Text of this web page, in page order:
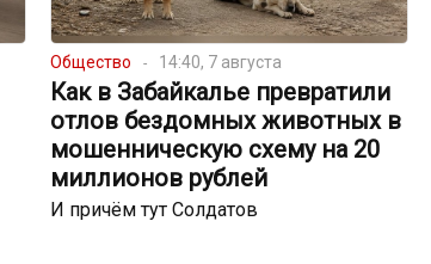
Общество 14:40, 7 августа
Как в Забайкалье превратили
отлов бездомных животных в
мошенническую схему на 20
миллионов рублей
И причём тут Солдатов